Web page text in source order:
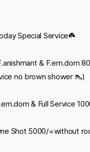
Special Service☘️
& F.em.dom
no brown shower 👠)
& Full Service
Shot 5000/=without